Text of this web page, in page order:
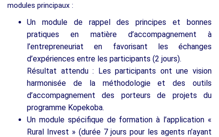
modules principaux :
Un module de rappel des principes et bonnes
pratiques en matière d’accompagnement à
l’entrepreneuriat en favorisant les échanges
d’expériences entre les participants (2 jours).
Résultat attendu : Les participants ont une vision
harmonisée de la méthodologie et des outils
d’accompagnement des porteurs de projets du
programme Kopekoba.
Un module spécifique de formation à l’application «
Rural Invest » (durée 7 jours pour les agents n’ayant